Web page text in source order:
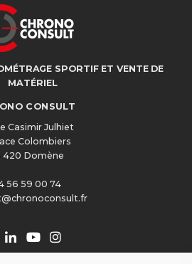
SPORTIF ET VENTE DE
MATÉRIEL
CONSULT
Casimir Julhiet
Colombiers
420 Domène
56 59 00 74